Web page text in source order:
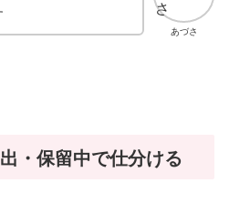
あづさ
・保留中で仕分ける